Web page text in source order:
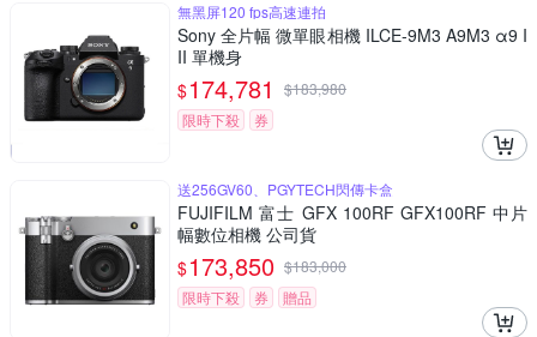
無黑屏120 fps高速連拍
Sony 全片幅 微單眼相機 ILCE-9M3 A9M3 α9 I
II 單機身
$174,781 $183,980
限時下殺
券
送256GV60、PGYTECH閃傳卡盒
FUJIFILM 富士 GFX 100RF GFX100RF 中片
幅數位相機 公司貨
$173,850 $183,000
限時下殺
券 贈品